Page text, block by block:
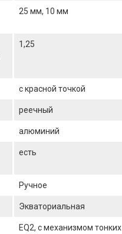
25 мм, 10 мм
1,25
с красной точкой
реечный
алюминий
есть
Ручное
Экваториальная
EQ2, с механизмом тонких